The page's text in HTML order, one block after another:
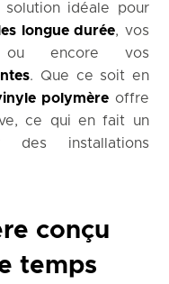
idéale pour
longue durée, vos
encore vos
. Que ce soit en
polymèreoffre
ce qui en fait un
des installations
conçu
temps